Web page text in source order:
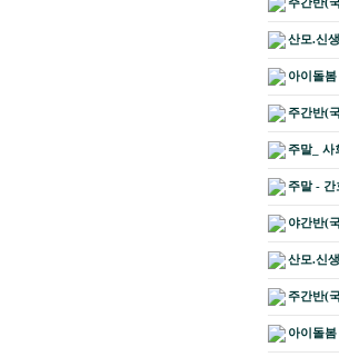
산모.신
아이돌
주간반(
주말_ 사
주말 - 간
야간반(
산모.신
주간반(
아이돌